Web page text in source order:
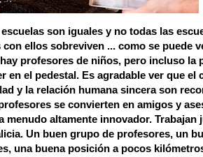
son iguales y no todas las
ellos sobreviven ... como se puede ver en
profesores de niños, pero incluso la
el pedestal. Es agradable ver que el
y la relación humana sincera son
se convierten en amigos y
altamente innovador. Trabajan
Un buen grupo de profesores,
una buena posición a pocos kilómetros
que nos han elegido para mejorar su
que hace membresías anuales para
números no son imposibles, pero, para
y el próximo año vamos a tratar de